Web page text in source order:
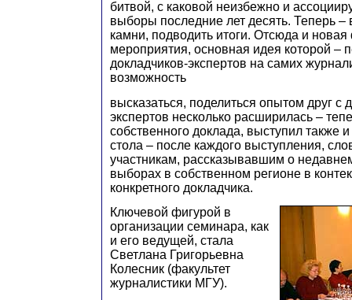
битвой, с каковой неизбежно и
выборы последние лет десять. Теперь –
камни, подводить итоги. Отсюда и
мероприятия, основная идея которой –
докладчиков-экспертов на самих
возможность
высказаться, поделиться опытом друг с
экспертов несколько расширилась –
собственного доклада, выступил также
стола – после каждого выступления,
участникам, рассказывавшим о
выборах в собственном регионе в
конкретного докладчика.
Ключевой фигурой в
организации семинара, как
и его ведущей, стала
Светлана Григорьевна
Колесник (факультет
журналистики МГУ).